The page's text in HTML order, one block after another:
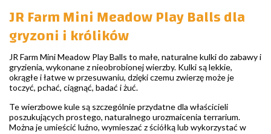
JR Farm Mini Meadow Play Balls dla
gryzoni i królików
JR Farm Mini Meadow Play Balls to małe, naturalne kulki do zabawy i
gryzienia, wykonane z nieobrobionej wierzby. Kulki są lekkie,
okrągłe i łatwe w przesuwaniu, dzięki czemu zwierzę może je
toczyć, pchać, ciągnąć, badać i żuć.
Te wierzbowe kule są szczególnie przydatne dla właścicieli
poszukujących prostego, naturalnego urozmaicenia terrarium.
Można je umieścić luźno, wymieszać z ściółką lub wykorzystać w